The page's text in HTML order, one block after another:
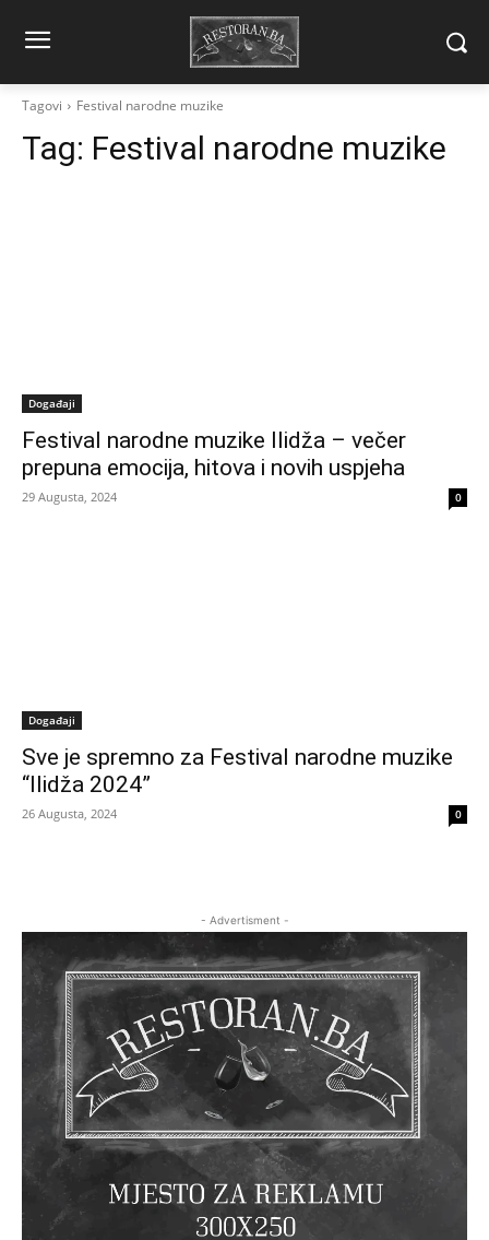
Tagovi Festival narodne muzike
Tag: Festival narodne muzike
Događaji
Festival narodne muzike Ilidža – večer
prepuna emocija, hitova i novih uspjeha
29 Augusta, 2024 0
Događaji
Sve je spremno za Festival narodne muzike
“Ilidža 2024”
26 Augusta, 2024 0
- Advertisment -